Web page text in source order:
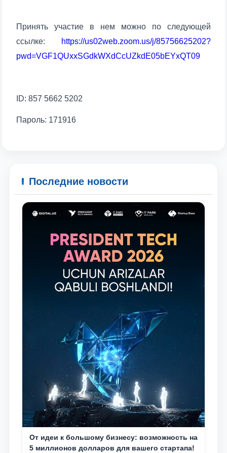
Принять участие в нем можно по следующей
ссылке:
https://us02web.zoom.us/j/85756625202?
pwd=VGF1QUxxSGdkWXdCcUZkdE05bEYxQT09
ID: 857 5662 5202
Пароль: 171916
Последние новости
От идеи к большому бизнесу: возможность на
5 миллионов долларов для вашего стартапа!